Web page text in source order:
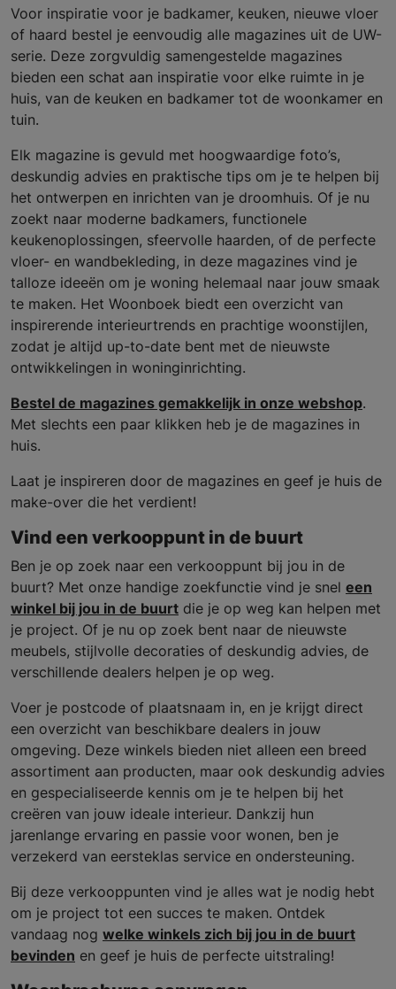
Voor inspiratie voor je badkamer, keuken, nieuwe vloer
of haard bestel je eenvoudig alle magazines uit de UW-
serie. Deze zorgvuldig samengestelde magazines
bieden een schat aan inspiratie voor elke ruimte in je
huis, van de keuken en badkamer tot de woonkamer en
tuin.
Elk magazine is gevuld met hoogwaardige foto’s,
deskundig advies en praktische tips om je te helpen bij
het ontwerpen en inrichten van je droomhuis. Of je nu
zoekt naar moderne badkamers, functionele
keukenoplossingen, sfeervolle haarden, of de perfecte
vloer- en wandbekleding, in deze magazines vind je
talloze ideeën om je woning helemaal naar jouw smaak
te maken. Het Woonboek biedt een overzicht van
inspirerende interieurtrends en prachtige woonstijlen,
zodat je altijd up-to-date bent met de nieuwste
ontwikkelingen in woninginrichting.
Bestel de magazines gemakkelijk in onze webshop.
Met slechts een paar klikken heb je de magazines in
huis.
Laat je inspireren door de magazines en geef je huis de
make-over die het verdient!
Vind een verkooppunt in de buurt
Ben je op zoek naar een verkooppunt bij jou in de
buurt? Met onze handige zoekfunctie vind je snel een
winkel bij jou in de buurt die je op weg kan helpen met
je project. Of je nu op zoek bent naar de nieuwste
meubels, stijlvolle decoraties of deskundig advies, de
verschillende dealers helpen je op weg.
Voer je postcode of plaatsnaam in, en je krijgt direct
een overzicht van beschikbare dealers in jouw
omgeving. Deze winkels bieden niet alleen een breed
assortiment aan producten, maar ook deskundig advies
en gespecialiseerde kennis om je te helpen bij het
creëren van jouw ideale interieur. Dankzij hun
jarenlange ervaring en passie voor wonen, ben je
verzekerd van eersteklas service en ondersteuning.
Bij deze verkooppunten vind je alles wat je nodig hebt
om je project tot een succes te maken. Ontdek
vandaag nog welke winkels zich bij jou in de buurt
bevinden en geef je huis de perfecte uitstraling!